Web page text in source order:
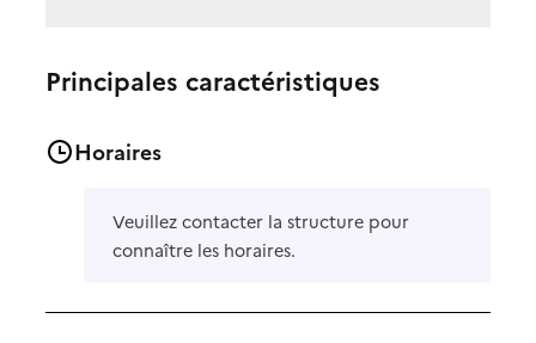
Principales caractéristiques
Horaires
Veuillez contacter la structure pour
connaître les horaires.